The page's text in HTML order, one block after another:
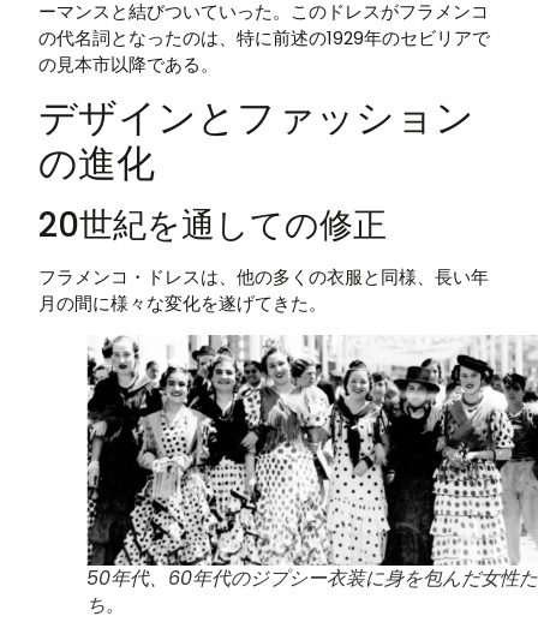
ーマンスと結びついていった。このドレスがフラメンコ
の代名詞となったのは、特に前述の1929年のセビリアで
の見本市以降である。
デザインとファッション
の進化
20世紀を通しての修正
フラメンコ・ドレスは、他の多くの衣服と同様、長い年
月の間に様々な変化を遂げてきた。
50年代、60年代のジプシー衣装に身を包んだ女性た
ち。